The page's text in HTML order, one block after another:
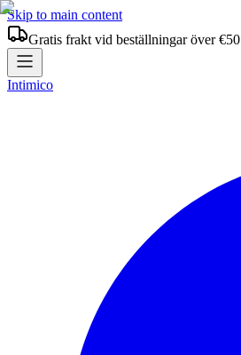
Skip to main content
Gratis frakt vid beställningar över €50
Intimico